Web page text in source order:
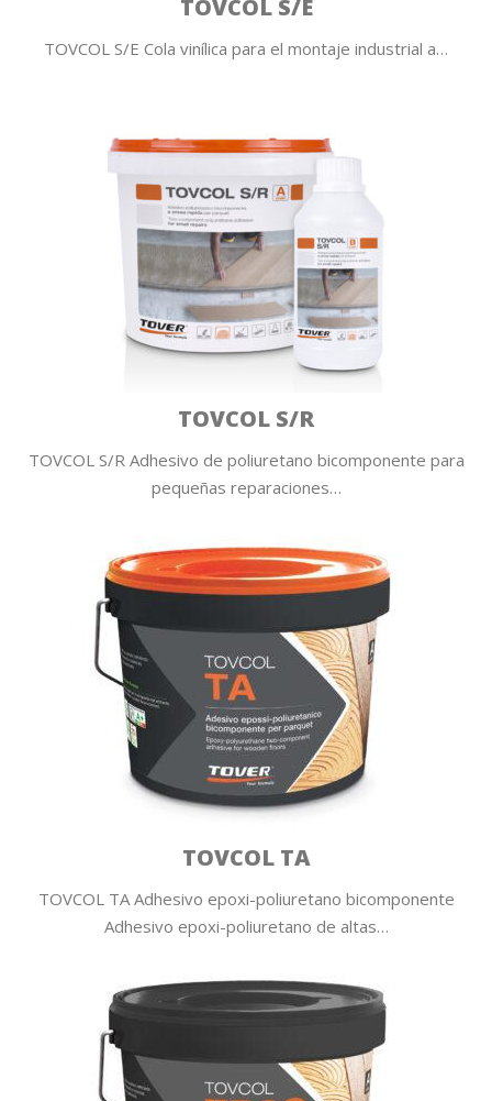
TOVCOL S/E
TOVCOL S/E Cola vinílica para el montaje industrial a…
TOVCOL S/R
TOVCOL S/R Adhesivo de poliuretano bicomponente para
pequeñas reparaciones…
TOVCOL TA
TOVCOL TA Adhesivo epoxi-poliuretano bicomponente
Adhesivo epoxi-poliuretano de altas…